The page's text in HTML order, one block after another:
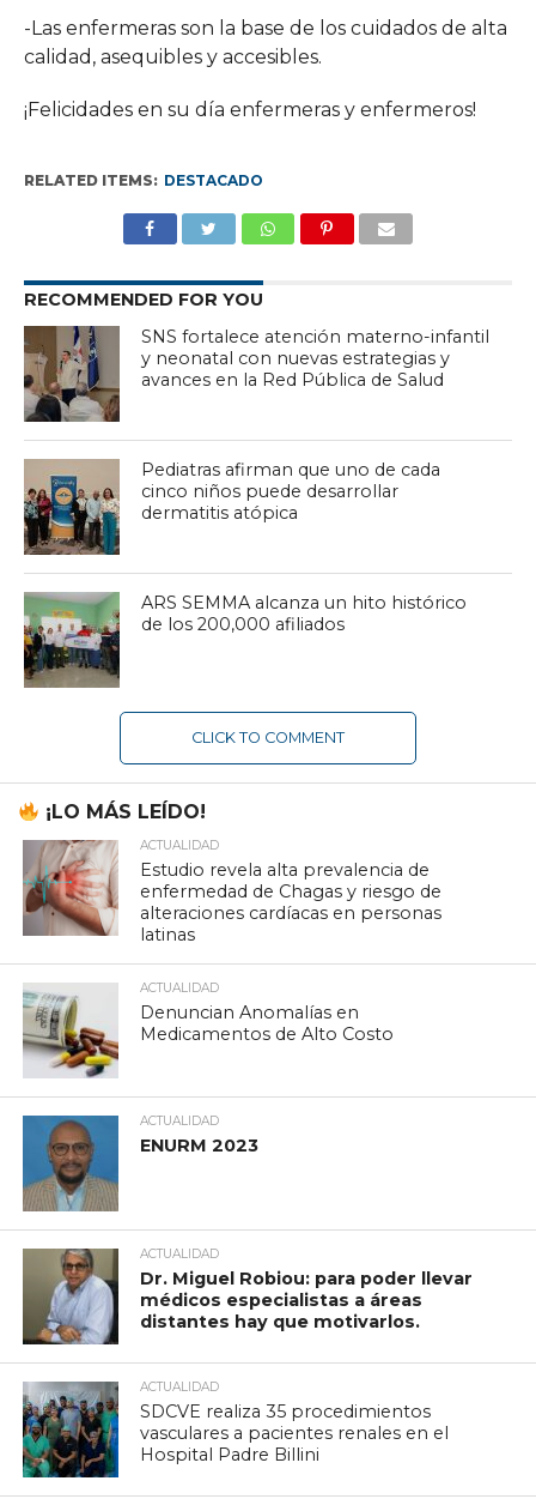
-Las enfermeras son la base de los cuidados de alta
calidad, asequibles y accesibles.
¡Felicidades en su día enfermeras y enfermeros!
RELATED ITEMS: DESTACADO
RECOMMENDED FOR YOU
SNS fortalece atención materno-infantil
y neonatal con nuevas estrategias y
avances en la Red Pública de Salud
Pediatras afirman que uno de cada
cinco niños puede desarrollar
dermatitis atópica
ARS SEMMA alcanza un hito histórico
de los 200,000 afiliados
CLICK TO COMMENT
¡LO MÁS LEÍDO!
ACTUALIDAD
Estudio revela alta prevalencia de
enfermedad de Chagas y riesgo de
alteraciones cardíacas en personas
latinas
ACTUALIDAD
Denuncian Anomalías en
Medicamentos de Alto Costo
ACTUALIDAD
ENURM 2023
ACTUALIDAD
Dr. Miguel Robiou: para poder llevar
médicos especialistas a áreas
distantes hay que motivarlos.
ACTUALIDAD
SDCVE realiza 35 procedimientos
vasculares a pacientes renales en el
Hospital Padre Billini